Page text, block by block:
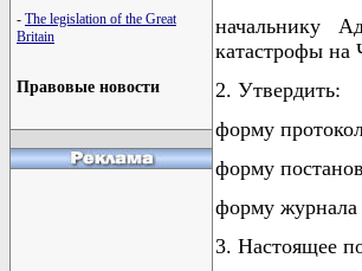
- The legislation of the Great
Britain
Правовые новости
начальнику
катастрофы на
2. Утвердить:
форму
форму
форму журнала
3. Настоящее